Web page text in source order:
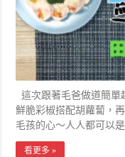
這次跟著毛爸做道簡單
鮮脆彩椒搭配胡蘿蔔，
毛孩的心～人人都可以
看更多 »